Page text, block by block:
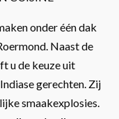
onder één dak
Naast de
u de keuze uit
gerechten. Zij
smaakexplosies.